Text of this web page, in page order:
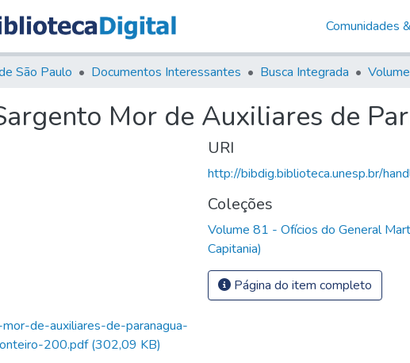
Comunidades
São Paulo Documentos Interessantes Busca Integrada
Mor de Auxiliares de
de-auxiliares-de-paranagua-
200.pdf(302,09 KB)
URI
http://bibdig.biblioteca.unesp.br/
Coleções
Volume 81 - Ofícios do General
Capitania)
Página do item completo